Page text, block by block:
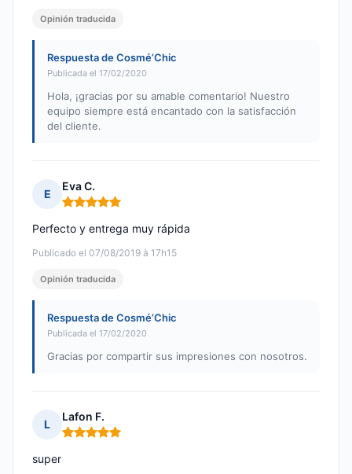
Opinión traducida
Respuesta de Cosmé’Chic
Publicada el 17/02/2020
Hola, ¡gracias por su amable comentario! Nuestro
equipo siempre está encantado con la satisfacción
del cliente.
E
Eva C.
Nota: 5 de 5
Publicado el 07/08/2019 à 17h15
Perfecto y entrega muy rápida
Opinión traducida
Respuesta de Cosmé’Chic
Publicada el 17/02/2020
Gracias por compartir sus impresiones con nosotros.
L
Lafon F.
Nota: 5 de 5
super